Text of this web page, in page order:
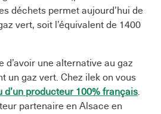
déchets permet aujourd’hui de
vert, soit l’équivalent de 1400
d’avoir une alternative au gaz
un gaz vert. Chez ilek on vous
d’un producteur 100% français.
partenaire en Alsace en